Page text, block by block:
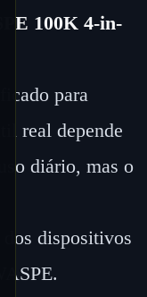
100K 4-in-
para
real depende
diário, mas o
dos dispositivos